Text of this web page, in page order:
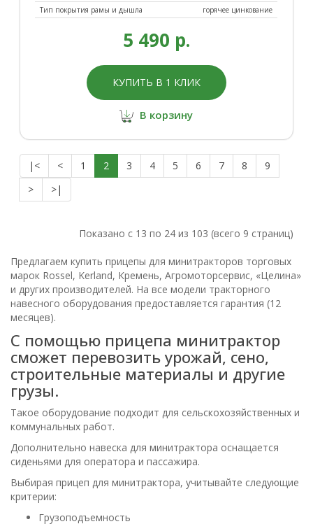
Тип покрытия рамы и дышла
горячее цинкование
5 490 р.
КУПИТЬ В 1 КЛИК
В корзину
|< < 1 2 3 4 5 6 7 8
9
>
>|
Показано с 13 по 24 из 103 (всего 9 страниц)
Предлагаем купить прицепы для минитракторов торговых
марок Rossel, Kerland, Кремень, Агромоторсервис, «Целина»
и других производителей. На все модели тракторного
навесного оборудования предоставляется гарантия (12
месяцев).
С помощью прицепа минитрактор
сможет перевозить урожай, сено,
строительные материалы и другие
грузы.
Такое оборудование подходит для сельскохозяйственных и
коммунальных работ.
Дополнительно навеска для минитрактора оснащается
сиденьями для оператора и пассажира.
Выбирая прицеп для минитрактора, учитывайте следующие
критерии:
Грузоподъемность